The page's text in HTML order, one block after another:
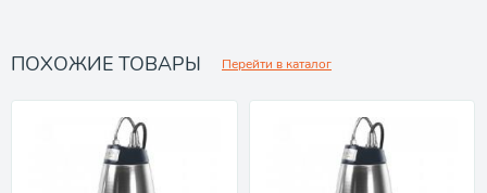
ПОХОЖИЕ ТОВАРЫ Перейти в каталог